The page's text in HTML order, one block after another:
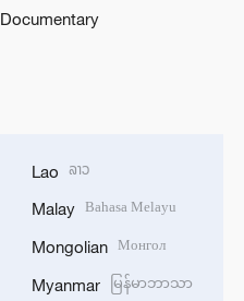
Documentary
Lao ລາວ
Malay Bahasa Melayu
Mongolian Монгол
Myanmar မြန်မာဘာသာ